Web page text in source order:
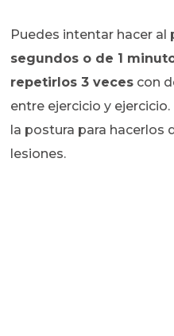
Puedes intentar hacer
segundos o de 1
repetirlos 3 veces con
entre ejercicio y
la postura para
lesiones.